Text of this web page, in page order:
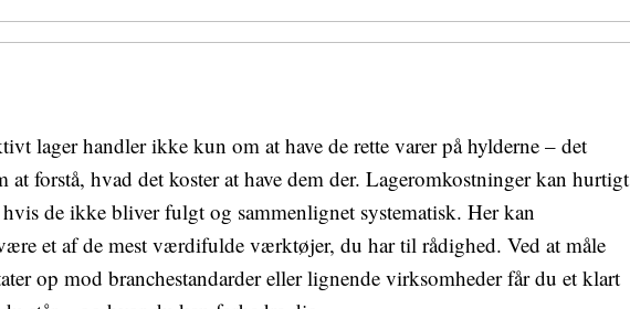
lager handler ikke kun om at have de rette varer på hylderne – det
at forstå, hvad det koster at have dem der. Lageromkostninger kan hurtigt
de ikke bliver fulgt og sammenlignet systematisk. Her kan
et af de mest værdifulde værktøjer, du har til rådighed. Ved at måle
op mod branchestandarder eller lignende virksomheder får du et klart